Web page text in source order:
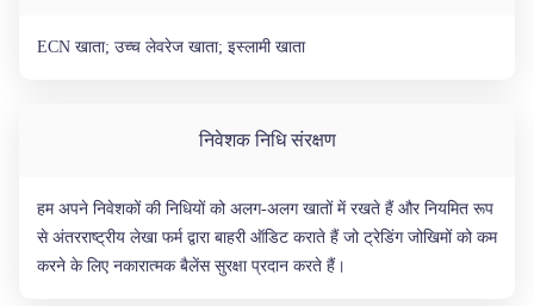
ECN खाता; उच्च लेवरेज खाता; इस्लामी खाता
निवेशक निधि संरक्षण
हम अपने निवेशकों की निधियों को अलग-अलग खातों में रखते हैं और नियमित रूप
से अंतरराष्ट्रीय लेखा फर्म द्वारा बाहरी ऑडिट कराते हैं जो ट्रेडिंग जोखिमों को कम
करने के लिए नकारात्मक बैलेंस सुरक्षा प्रदान करते हैं।